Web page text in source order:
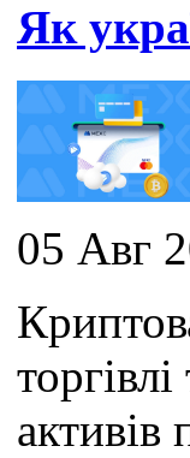
Як
05 Авг
активів